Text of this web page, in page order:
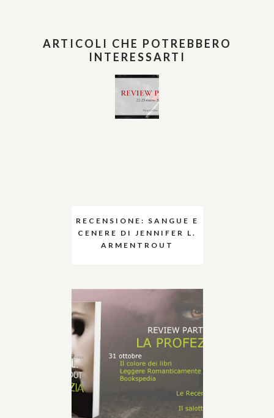
ARTICOLI CHE POTREBBERO
INTERESSARTI
RECENSIONE: SANGUE E
CENERE DI JENNIFER L.
ARMENTROUT